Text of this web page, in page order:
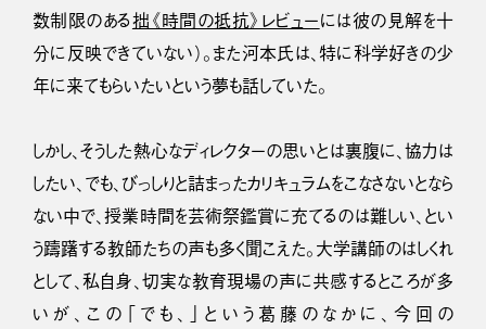
数制限のある拙《時間の抵抗》レビューには彼の見解を十
分に反映できていない）。また河本氏は、特に科学好きの少
年に来てもらいたいという夢も話していた。
しかし、そうした熱心なディレクターの思いとは裏腹に、協力は
したい、でも、びっしりと詰まったカリキュラムをこなさないとなら
ない中で、授業時間を芸術祭鑑賞に充てるのは難しい、とい
う躊躇する教師たちの声も多く聞こえた。大学講師のはしくれ
として、私自身、切実な教育現場の声に共感するところが多
いが、この「でも、」という葛藤のなかに、今回の